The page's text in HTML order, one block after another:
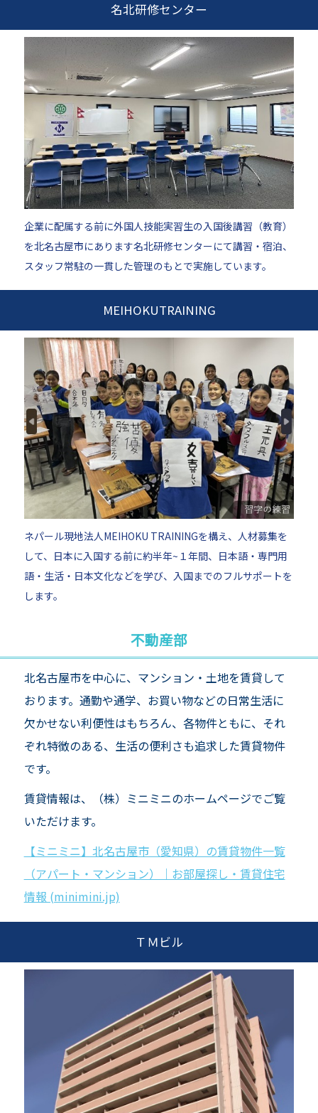
名北研修センター
企業に配属する前に外国人技能実習生の入国後講習（教育）
を北名古屋市にあります名北研修センターにて講習・宿泊、
スタッフ常駐の一貫した管理のもとで実施しています。
MEIHOKUTRAINING
ネパール現地法人MEIHOKU TRAININGを構え、人材募集を
して、日本に入国する前に約半年~１年間、日本語・専門用
語・生活・日本文化などを学び、入国までのフルサポートを
します。
不動産部
北名古屋市を中心に、マンション・土地を賃貸して
おります。 通勤や通学、お買い物などの日常生活に
欠かせない利便性はもちろん、 各物件ともに、それ
ぞれ特徴のある、生活の便利さも追求した賃貸物件
です。
賃貸情報は、（株）ミニミニのホームページでご覧
いただけます。
【ミニミニ】北名古屋市（愛知県）の賃貸物件一覧
（アパート・マンション）｜お部屋探し・賃貸住宅
情報 (minimini.jp)
ＴＭビル